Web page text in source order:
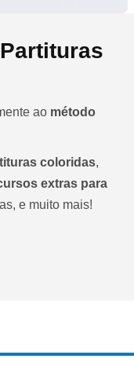
ao método
coloridas,
extras para
e muito mais!